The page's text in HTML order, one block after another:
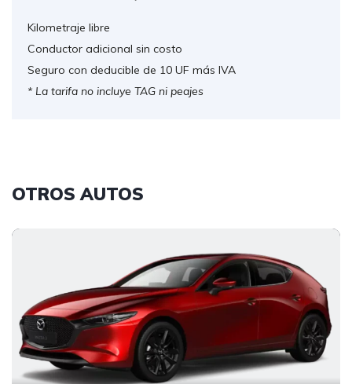
Kilometraje libre
Conductor adicional sin costo
Seguro con deducible de 10 UF más IVA
* La tarifa no incluye TAG ni peajes
OTROS AUTOS